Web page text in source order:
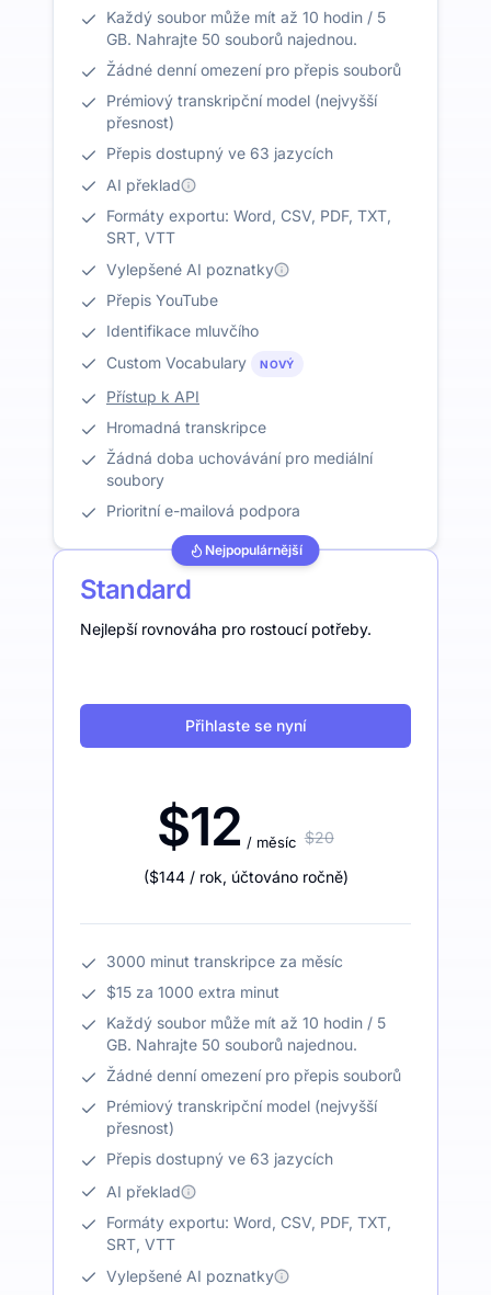
Každý soubor může mít až 10 hodin / 5
GB. Nahrajte 50 souborů najednou.
Žádné denní omezení pro přepis souborů
Prémiový transkripční model (nejvyšší
přesnost)
Přepis dostupný ve 63 jazycích
AI překlad
Formáty exportu: Word, CSV, PDF, TXT,
SRT, VTT
Vylepšené AI poznatky
Přepis YouTube
Identifikace mluvčího
Custom Vocabulary
NOVÝ
Přístup k API
Hromadná transkripce
Žádná doba uchovávání pro mediální
soubory
Prioritní e-mailová podpora
Nejpopulárnější
Standard
Nejlepší rovnováha pro rostoucí potřeby.
Přihlaste se nyní
$12 / měsíc $20
($144 / rok, účtováno ročně)
3000 minut transkripce za měsíc
$15 za 1000 extra minut
Každý soubor může mít až 10 hodin / 5
GB. Nahrajte 50 souborů najednou.
Žádné denní omezení pro přepis souborů
Prémiový transkripční model (nejvyšší
přesnost)
Přepis dostupný ve 63 jazycích
AI překlad
Formáty exportu: Word, CSV, PDF, TXT,
SRT, VTT
Vylepšené AI poznatky